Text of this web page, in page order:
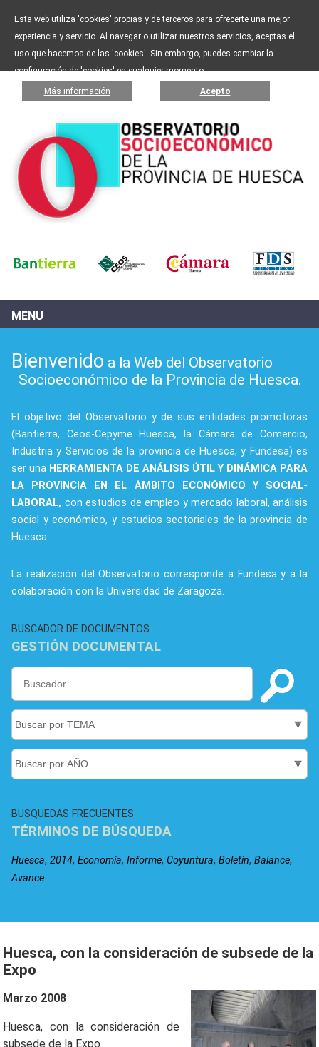
Esta web utiliza 'cookies' propias y de terceros para ofrecerte una mejor
experiencia y servicio. Al navegar o utilizar nuestros servicios, aceptas el
uso que hacemos de las 'cookies'. Sin embargo, puedes cambiar la
configuración de 'cookies' en cualquier momento.
Más información Acepto
MENU
Bienvenido a la Web del Observatorio
Socioeconómico de la Provincia de Huesca.
El objetivo del Observatorio y de sus entidades promotoras
(Bantierra, Ceos-Cepyme Huesca, la Cámara de Comercio,
Industria y Servicios de la provincia de Huesca, y Fundesa) es
ser una HERRAMIENTA DE ANÁLISIS ÚTIL Y DINÁMICA PARA
LA PROVINCIA EN EL ÁMBITO ECONÓMICO Y SOCIAL-
LABORAL, con estudios de empleo y mercado laboral, análisis
social y económico, y estudios sectoriales de la provincia de
Huesca.
La realización del Observatorio corresponde a Fundesa y a la
colaboración con la Universidad de Zaragoza.
BUSCADOR DE DOCUMENTOS
GESTIÓN DOCUMENTAL
BUSQUEDAS FRECUENTES
TÉRMINOS DE BÚSQUEDA
Huesca, 2014, Economía, Informe, Coyuntura, Boletín, Balance,
Avance
Huesca, con la consideración de subsede de la
Expo
Marzo 2008
Huesca, con la consideración de
subsede de la Expo